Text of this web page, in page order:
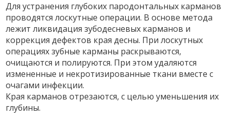
Для устранения глубоких пародонтальных карманов
проводятся лоскутные операции. В основе метода
лежит ликвидация зубодесневых карманов и
коррекция дефектов края десны. При лоскутных
операциях зубные карманы раскрываются,
очищаются и полируются. При этом удаляются
измененные и некротизированные ткани вместе с
очагами инфекции.
Края карманов отрезаются, с целью уменьшения их
глубины.